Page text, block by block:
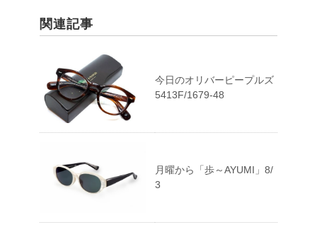
関連記事
今日のオリバーピープルズ
5413F/1679-48
月曜から「歩～AYUMI」8/
3